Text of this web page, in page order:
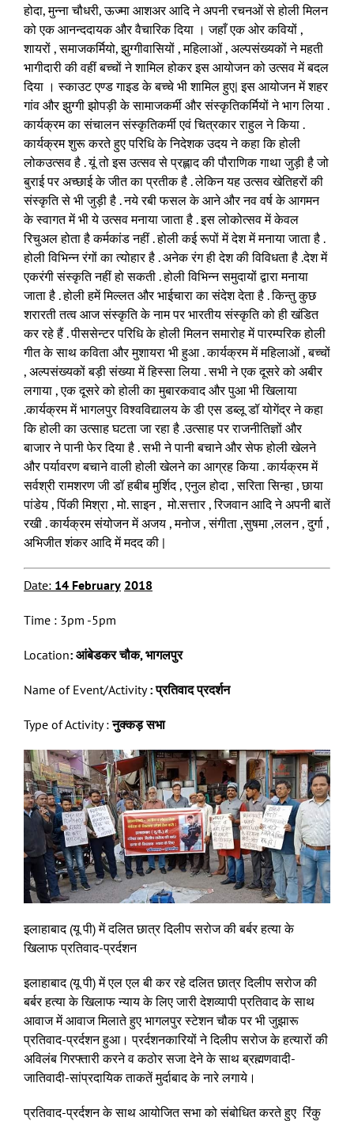
होदा, मुन्ना चौधरी, ऊज्मा आशअर आदि ने अपनी रचनओं से होली मिलन
को एक आनन्ददायक और वैचारिक दिया । जहाँ एक ओर कवियों ,
शायरों , समाजकर्मियो, झुग्गीवासियों , महिलाओं , अल्पसंख्यकों ने महती
भागीदारी की वहीं बच्चों ने शामिल होकर इस आयोजन को उत्सव में बदल
दिया । स्काउट एण्ड गाइड के बच्चे भी शामिल हुए| इस आयोजन में शहर
गांव और झुग्गी झोपड़ी के सामाजकर्मी और संस्कृतिकर्मियों ने भाग लिया .
कार्यक्रम का संचालन संस्कृतिकर्मी एवं चित्रकार राहुल ने किया .
कार्यक्रम शुरू करते हुए परिधि के निदेशक उदय ने कहा कि होली
लोकउत्सव है . यूं तो इस उत्सव से प्रह्लाद की पौराणिक गाथा जुड़ी है जो
बुराई पर अच्छाई के जीत का प्रतीक है . लेकिन यह उत्सव खेतिहरों की
संस्कृति से भी जुड़ी है . नये रबी फसल के आने और नव वर्ष के आगमन
के स्वागत में भी ये उत्सव मनाया जाता है . इस लोकोत्सव में केवल
रिचुअल होता है कर्मकांड नहीं . होली कई रूपों में देश में मनाया जाता है .
होली विभिन्न रंगों का त्योहार है . अनेक रंग ही देश की विविधता है .देश में
एकरंगी संस्कृति नहीं हो सकती . होली विभिन्न समुदायों द्वारा मनाया
जाता है . होली हमें मिल्लत और भाईचारा का संदेश देता है . किन्तु कुछ
शरारती तत्व आज संस्कृति के नाम पर भारतीय संस्कृति को ही खंडित
कर रहे हैं . पीससेन्टर परिधि के होली मिलन समारोह में पारम्परिक होली
गीत के साथ कविता और मुशायरा भी हुआ . कार्यक्रम में महिलाओं , बच्चों
, अल्पसंख्यकों बड़ी संख्या में हिस्सा लिया . सभी ने एक दूसरे को अबीर
लगाया , एक दूसरे को होली का मुबारकवाद और पुआ भी खिलाया
.कार्यक्रम में भागलपुर विश्वविद्यालय के डी एस डब्लू डॉ योगेंद्र ने कहा
कि होली का उत्साह घटता जा रहा है .उत्साह पर राजनीतिज्ञों और
बाजार ने पानी फेर दिया है . सभी ने पानी बचाने और सेफ होली खेलने
और पर्यावरण बचाने वाली होली खेलने का आग्रह किया . कार्यक्रम में
सर्वश्री रामशरण जी डॉ हबीब मुर्शिद , एनुल होदा , सरिता सिन्हा , छाया
पांडेय , पिंकी मिश्रा , मो. साइन , मो.सत्तार , रिजवान आदि ने अपनी बातें
रखी . कार्यक्रम संयोजन में अजय , मनोज , संगीता ,सुषमा ,ललन , दुर्गा ,
अभिजीत शंकर आदि में मदद की |
Date: 14 February 2018
Time : 3pm -5pm
Location: आंबेडकर चौक, भागलपुर
Name of Event/Activity: प्रतिवाद प्रदर्शन
Type of Activity :नुक्कड़ सभा
इलाहाबाद (यू पी) में दलित छात्र दिलीप सरोज की बर्बर हत्या के
खिलाफ प्रतिवाद-प्रर्दशन
इलाहाबाद (यू पी) में एल एल बी कर रहे दलित छात्र दिलीप सरोज की
बर्बर हत्या के खिलाफ न्याय के लिए जारी देशव्यापी प्रतिवाद के साथ
आवाज में आवाज मिलाते हुए भागलपुर स्टेशन चौक पर भी जुझारू
प्रतिवाद-प्रर्दशन हुआ। प्रर्दशनकारियों ने दिलीप सरोज के हत्यारों की
अविलंब गिरफ्तारी करने व कठोर सजा देने के साथ ब्रह्मणवादी-
जातिवादी-सांप्रदायिक ताकतें मुर्दाबाद के नारे लगाये।
प्रतिवाद-प्रर्दशन के साथ आयोजित सभा को संबोधित करते हुए रिंकु